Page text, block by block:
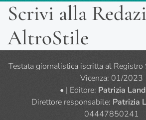
Scrivi alla
AltroStile
Testata giornalistica iscritta al
Vicenza: 01/2023
• | Editore: Patrizia
Direttore responsabile: Patrizia
04447850241